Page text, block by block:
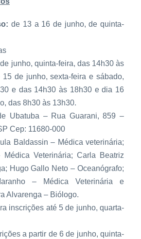
de 13 a 16 de junho, de quinta-
junho, quinta-feira, das 14h30 às
de junho, sexta-feira e sábado,
e das 14h30 às 18h30 e dia 16
das 8h30 às 13h30.
Ubatuba – Rua Guarani, 859 –
Cep: 11680-000
Baldassin – Médica veterinária;
Veterinária; Carla Beatriz
Hugo Gallo Neto – Oceanógrafo;
– Médica Veterinária e
Alvarenga – Biólogo.
inscrições até 5 de junho, quarta-
a partir de 6 de junho, quinta-